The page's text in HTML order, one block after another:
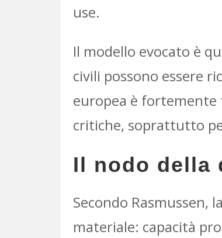
use.
Il modello evocato è
civili possono essere
europea è fortemente
critiche, soprattutto
Il nodo della
Secondo Rasmussen,
materiale: capacità